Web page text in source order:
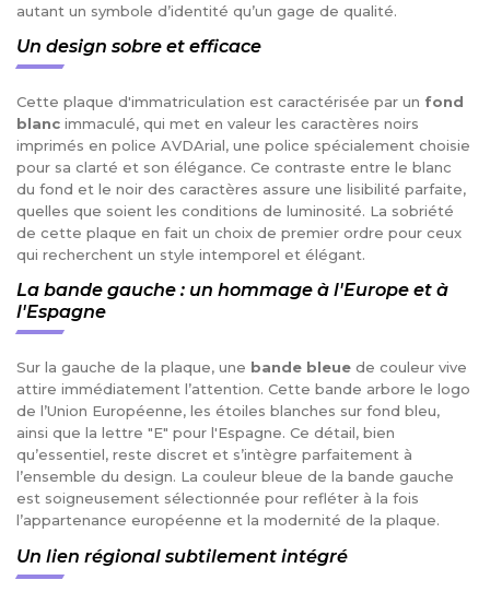
autant un symbole d’identité qu’un gage de qualité.
Un design sobre et efficace
Cette plaque d'immatriculation est caractérisée par un fond
blanc immaculé, qui met en valeur les caractères noirs
imprimés en police AVDArial, une police spécialement choisie
pour sa clarté et son élégance. Ce contraste entre le blanc
du fond et le noir des caractères assure une lisibilité parfaite,
quelles que soient les conditions de luminosité. La sobriété
de cette plaque en fait un choix de premier ordre pour ceux
qui recherchent un style intemporel et élégant.
La bande gauche : un hommage à l'Europe et à
l'Espagne
Sur la gauche de la plaque, une bande bleue de couleur vive
attire immédiatement l’attention. Cette bande arbore le logo
de l’Union Européenne, les étoiles blanches sur fond bleu,
ainsi que la lettre "E" pour l'Espagne. Ce détail, bien
qu’essentiel, reste discret et s’intègre parfaitement à
l’ensemble du design. La couleur bleue de la bande gauche
est soigneusement sélectionnée pour refléter à la fois
l’appartenance européenne et la modernité de la plaque.
Un lien régional subtilement intégré